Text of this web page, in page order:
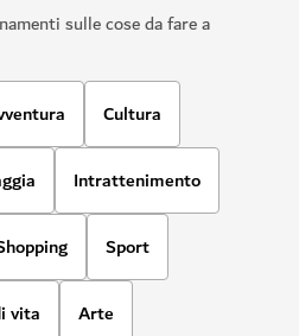
sulle cose da fare a
Cultura
Intrattenimento
Sport
vita Arte